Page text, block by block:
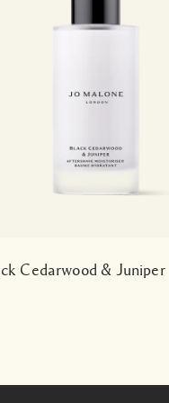
Cedarwood & Juniper